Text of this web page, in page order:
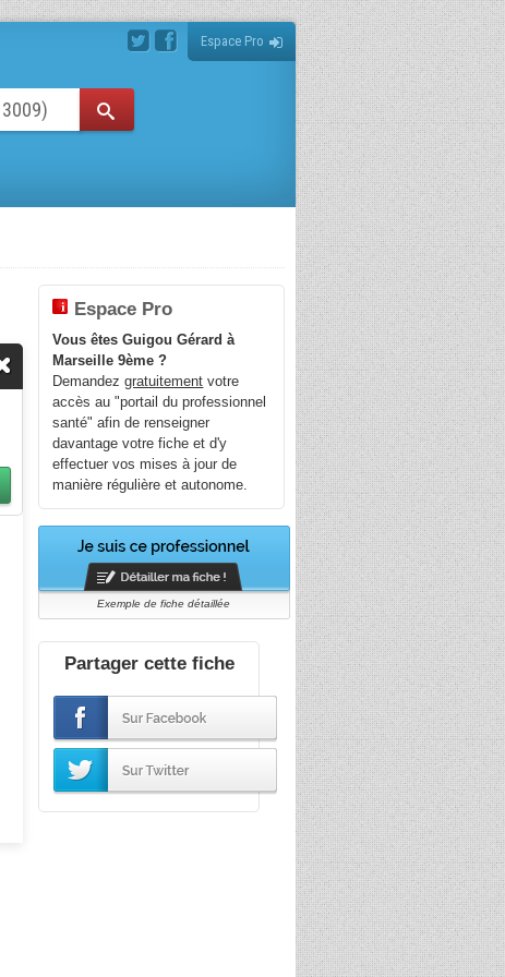
Espace Pro
Espace Pro
Vous êtes Guigou Gérard à
Marseille 9ème ?
Demandezgratuitement votre
accès au "portail du professionnel
santé" afin de renseigner
davantage votre fiche et d'y
effectuer vos mises à jour de
manière régulière et autonome.
Exemple de fiche détaillée
Partager cette fiche